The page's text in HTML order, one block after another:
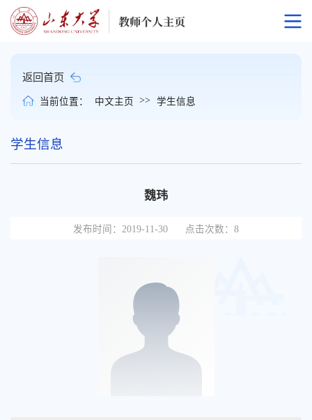
当前位置： 中文主页 >> 学生信息
返回首页
学生信息
魏玮
发布时间：2019-11-30 点击次数：8